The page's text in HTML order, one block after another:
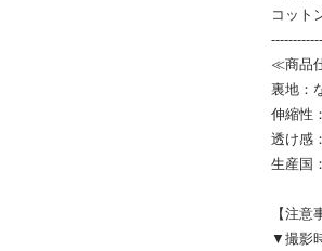
コット
≪商品
裏地：
伸縮性
透け感
生産国
【注意
▼撮影